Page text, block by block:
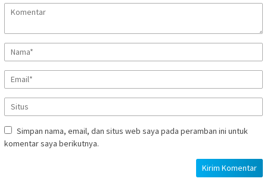
Simpan nama, email, dan situs web saya pada peramban ini untuk
komentar saya berikutnya.